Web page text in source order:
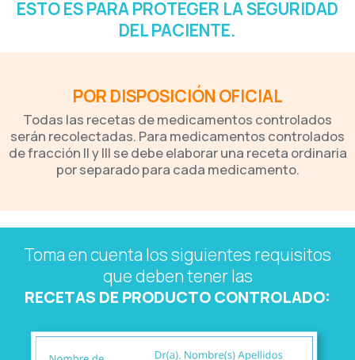
ESTO ES PARA PROTEGER LA SEGURIDAD
DEL PACIENTE.
POR DISPOSICIÓN OFICIAL
Todas las recetas de medicamentos controlados
serán recolectadas. Para medicamentos controlados
de fracción II y III se debe elaborar una receta ordinaria
por separado para cada medicamento.
Toma en cuenta los siguientes requisitos
que deben tener las
RECETAS DE PRODUCTO CONTROLADO: